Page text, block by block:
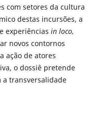
com setores da cultura
destas incursões, a
experiências in loco,
novos contornos
ação de atores
o dossiê pretende
transversalidade